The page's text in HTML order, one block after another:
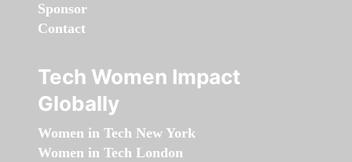
Sponsor
Contact
Tech Women Impact
Globally
Women in Tech New York
Women in Tech London